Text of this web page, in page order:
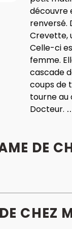
découvre
renversé.
Crevette,
Celle-ci
femme.
cascade
coups de
tourne au
Docteur.
Créée le
l’auteur,
DE
CHEZ